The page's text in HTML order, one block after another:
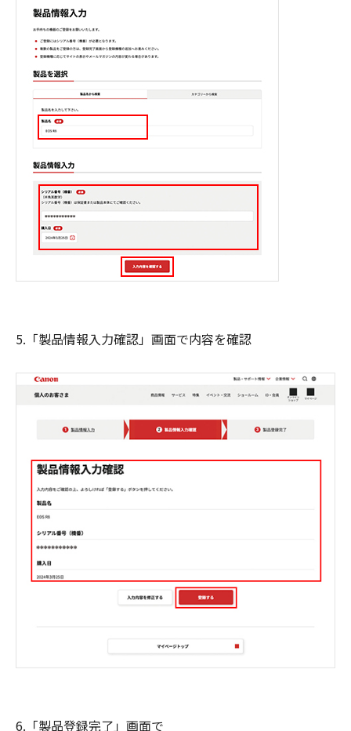
5.「製品情報入力確認」画面で内容を確認
6.「製品登録完了」画面で